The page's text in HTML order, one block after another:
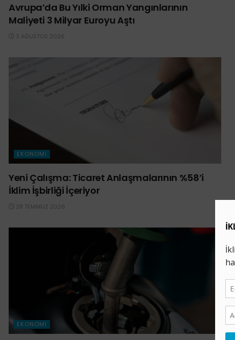
Avrupa’da Bu Yılki Orman Yangınlarının
Maliyeti 3 Milyar Euroyu Aştı
3 AĞUSTOS 2026
EKONOMI
Yeni Çalışma: Ticaret Anlaşmalarının %58’i
İklim İşbirliği İçeriyor
28 TEMMUZ 2026
EKONOMI